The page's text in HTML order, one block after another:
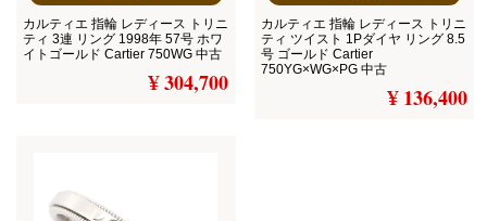
カルティエ 指輪 レディース トリニ
ティ 3連 リング 1998年 57号 ホワ
イトゴールド Cartier 750WG 中古
¥ 304,700
カルティエ 指輪 レディース トリニ
ティ ツイスト 1Pダイヤ リング 8.5
号 ゴールド Cartier
750YG×WG×PG 中古
¥ 136,400